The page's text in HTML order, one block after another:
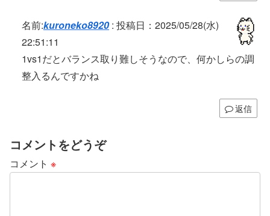
名前:kuroneko8920: 投稿日：2025/05/28(水)
22:51:11
1vs1だとバランス取り難しそうなので、何かしらの調
整入るんですかね
返信
コメントをどうぞ
コメント ※